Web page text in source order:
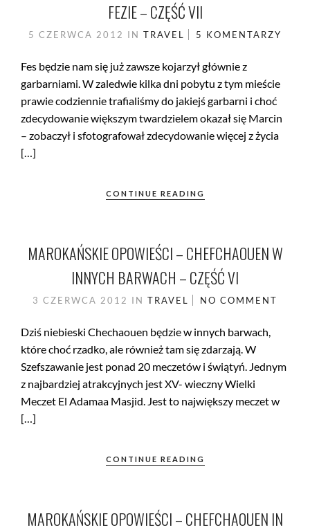
FEZIE – CZĘŚĆ VII
5 CZERWCA 2012 IN TRAVEL 5 KOMENTARZY
Fes będzie nam się już zawsze kojarzył głównie z
garbarniami. W zaledwie kilka dni pobytu z tym mieście
prawie codziennie trafialiśmy do jakiejś garbarni i choć
zdecydowanie większym twardzielem okazał się Marcin
– zobaczył i sfotografował zdecydowanie więcej z życia
[…]
CONTINUE READING
MAROKAŃSKIE OPOWIEŚCI – CHEFCHAOUEN W
INNYCH BARWACH – CZĘŚĆ VI
3 CZERWCA 2012 IN TRAVEL NO COMMENT
Dziś niebieski Chechaouen będzie w innych barwach,
które choć rzadko, ale również tam się zdarzają. W
Szefszawanie jest ponad 20 meczetów i świątyń. Jednym
z najbardziej atrakcyjnych jest XV- wieczny Wielki
Meczet El Adamaa Masjid. Jest to największy meczet w
[…]
CONTINUE READING
MAROKAŃSKIE OPOWIEŚCI – CHEFCHAOUEN IN